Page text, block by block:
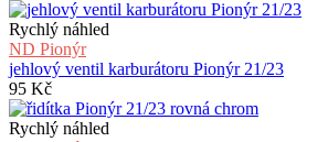
Rychlý náhled
ND Pionýr
jehlový ventil karburátoru Pionýr 21/23
95 Kč
Rychlý náhled